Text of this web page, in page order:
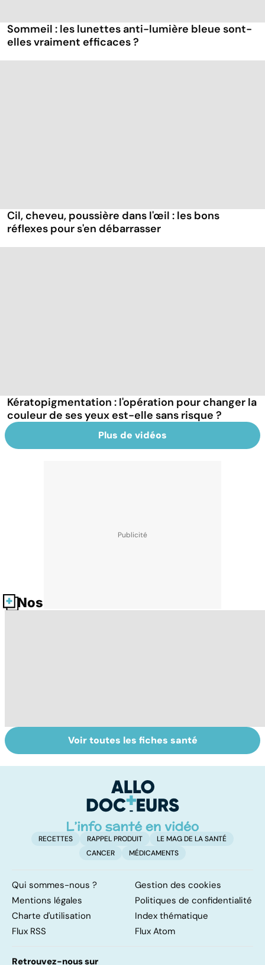
Sommeil : les lunettes anti-lumière bleue sont-
elles vraiment efficaces ?
Cil, cheveu, poussière dans l'œil : les bons
réflexes pour s'en débarrasser
Kératopigmentation : l'opération pour changer la
couleur de ses yeux est-elle sans risque ?
Plus de vidéos
Nos fiches santé
Narcolepsie : des
crises de
Maladie de
Huntington : une
neurologique
incurable
Voir toutes les fiches santé
RECETTES RAPPEL PRODUIT
LE MAG DE LA SANTÉ
CANCER
MÉDICAMENTS
Qui sommes-nous ?
Gestion des cookies
Mentions légales
Politiques de confidentialité
Charte d'utilisation
Index thématique
Flux RSS
Flux Atom
Retrouvez-nous sur